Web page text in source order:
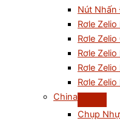
Nút Nhấn
Rơle
Rơle
Rơle Zelio
Rơle Zelio
Rơle Zelio
China
Chụp